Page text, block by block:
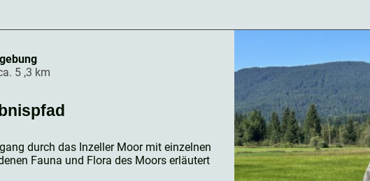
5 ,3 km
durch das Inzeller Moor mit einzelnen
Fauna und Flora des Moors erläutert